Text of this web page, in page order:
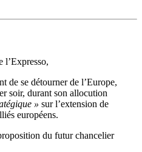
l’Expresso,
de se détourner de l’Europe,
soir, durant son allocution
» sur l’extension de
européens.
du futur chancelier